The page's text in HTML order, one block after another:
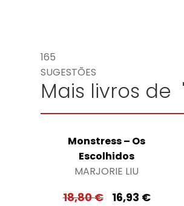
165
SUGESTÕES
Mais livros de
Monstress – Os
Escolhidos
MARJORIE LIU
18,80€ 16,93 €